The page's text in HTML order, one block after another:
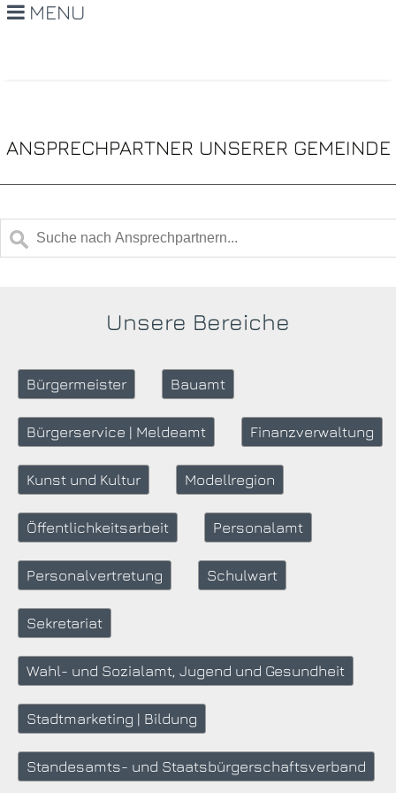
MENU
ANSPRECHPARTNER UNSERER GEMEINDE
Unsere Bereiche
Bürgermeister Bauamt
Bürgerservice | Meldeamt Finanzverwaltung
Kunst und Kultur Modellregion
Öffentlichkeitsarbeit Personalamt
Personalvertretung Schulwart
Sekretariat
Wahl- und Sozialamt, Jugend und Gesundheit
Stadtmarketing | Bildung
Standesamts- und Staatsbürgerschaftsverband